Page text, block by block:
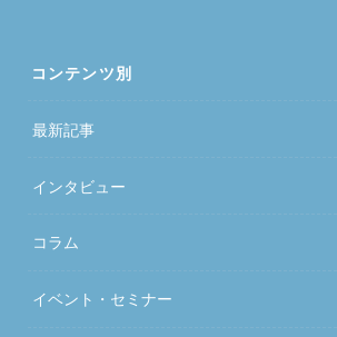
コンテンツ別
最新記事
インタビュー
コラム
イベント・セミナー